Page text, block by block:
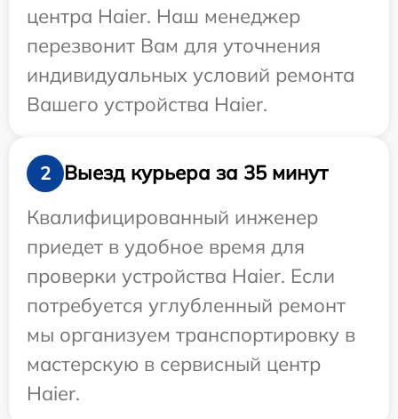
центра Haier. Наш менеджер
перезвонит Вам для уточнения
индивидуальных условий ремонта
Вашего устройства Haier.
2
Выезд курьера за 35 минут
Квалифицированный инженер
приедет в удобное время для
проверки устройства Haier. Если
потребуется углубленный ремонт
мы организуем транспортировку в
мастерскую в сервисный центр
Haier.